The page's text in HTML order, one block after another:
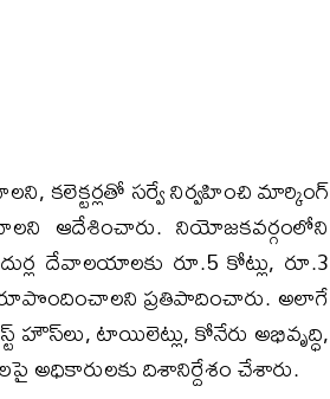
కలెక్టర్లతో సర్వే నిర్వహించి మార్కింగ్
ఆదేశించారు. నియోజకవర్గంలోని
దేవాలయాలకు రూ.5 కోట్లు, రూ.3
రూపొందించాలని ప్రతిపాదించారు. అలాగే
హౌస్‌లు, టాయిలెట్లు, కోనేరు అభివృద్ధి,
అధికారులకు దిశానిర్దేశం చేశారు.